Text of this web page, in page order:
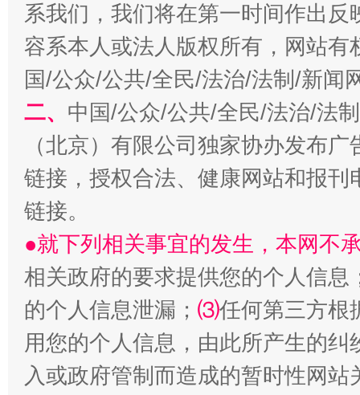
习近平的博鳌关键词
魏明亮
生
系我们，我们将在第一时间作出
容系本人或法人版权所有，网站
国/公众/公共/全民/法治/法制/新闻
二、 中国/公众/公共/全民/法治/法
（北京）有限公司独家协办发布
链接，授权合法、健康网站和报
链接。
●就下列相关事宜的发生，本网不
相关政府的要求提供您的个人信息
的个人信息泄漏； ⑶任何第三方根
用您的个人信息，由此所产生的纠
入或政府管制而造成的暂时性网